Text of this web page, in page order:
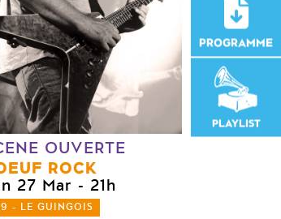
OUVERTE
ROCK
27 Mar - 21h
- LE GUINGOIS
PROGRAMME
PLAYLIST